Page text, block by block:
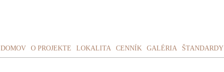
DOMOV O PROJEKTE LOKALITA CENNÍK GALÉRIA ŠTANDARDY